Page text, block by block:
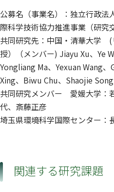
公募名（事業名）：独立行政法
際科学技術協力推進事業（研究
共同研究先：中国・清華大学
授）（メンバー) Jiayu Xu、Ye
Yongliang Ma、Yexuan Wang
Xing、Biwu Chu、Shaojie Song
共同研究メンバー 愛媛大学：
代、斎藤正彦
埼玉県環境科学国際センター：
関連する研究課題